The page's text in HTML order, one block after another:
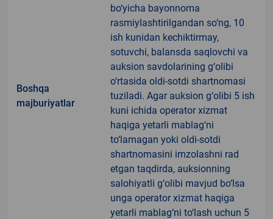
Boshqa
majburiyatlar
bo‘yicha bayonnoma
rasmiylashtirilgandan so‘ng, 10
ish kunidan kechiktirmay,
sotuvchi, balansda saqlovchi va
auksion savdolarining g‘olibi
o‘rtasida oldi-sotdi shartnomasi
tuziladi. Agar auksion g‘olibi 5 ish
kuni ichida operator xizmat
haqiga yetarli mablag‘ni
to‘lamagan yoki oldi-sotdi
shartnomasini imzolashni rad
etgan taqdirda, auksionning
salohiyatli g‘olibi mavjud bo‘lsa
unga operator xizmat haqiga
yetarli mablag‘ni to‘lash uchun 5